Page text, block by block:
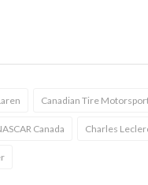
Canadian Tire
Canada Charles